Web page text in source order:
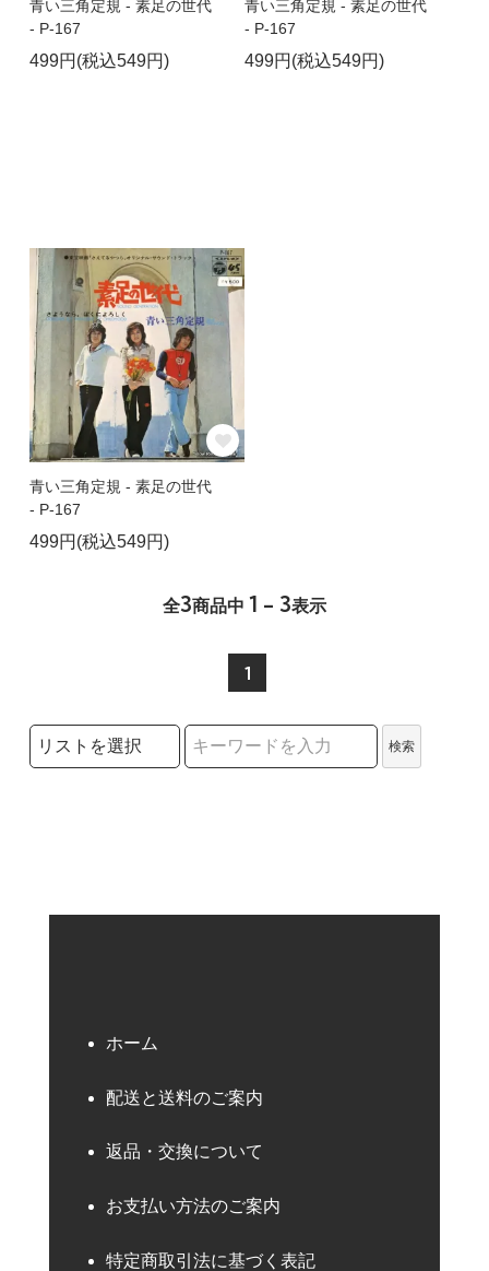
青い三角定規 - 素足の世代
- P-167
499円(税込549円)
青い三角定規 - 素足の世代
- P-167
499円(税込549円)
青い三角定規 - 素足の世代
- P-167
499円(税込549円)
全3商品中 1 - 3表示
1
検索リストの選択
検索
ホーム
配送と送料のご案内
返品・交換について
お支払い方法のご案内
特定商取引法に基づく表記